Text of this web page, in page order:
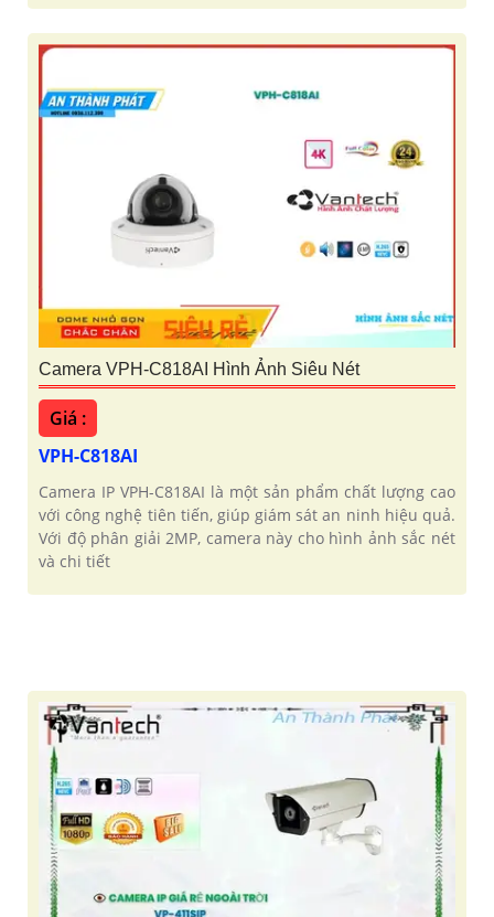
Camera VPH-C818AI Hình Ảnh Siêu Nét
Giá :
VPH-C818AI
Camera IP VPH-C818AI là một sản phẩm chất lượng cao
với công nghệ tiên tiến, giúp giám sát an ninh hiệu quả.
Với độ phân giải 2MP, camera này cho hình ảnh sắc nét
và chi tiết